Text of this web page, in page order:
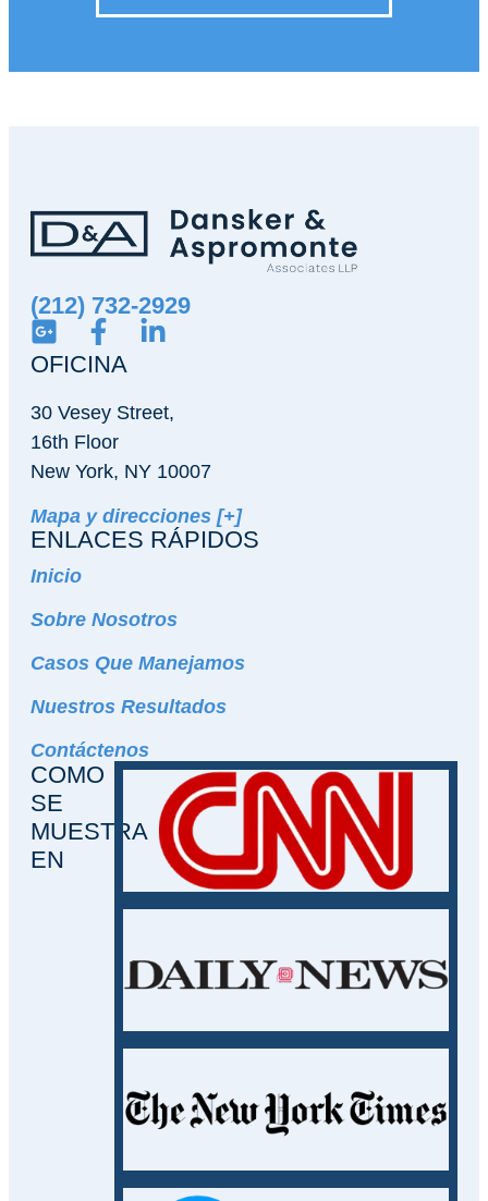
(212) 732-2929
OFICINA
30 Vesey Street,
16th Floor
New York, NY 10007
Mapa y direcciones [+]
ENLACES RÁPIDOS
Inicio
Sobre Nosotros
Casos Que Manejamos
Nuestros Resultados
Contáctenos
COMO
SE
MUESTRA
EN